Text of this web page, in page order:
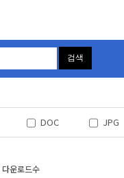
검색
DOC JPG
다운로드수